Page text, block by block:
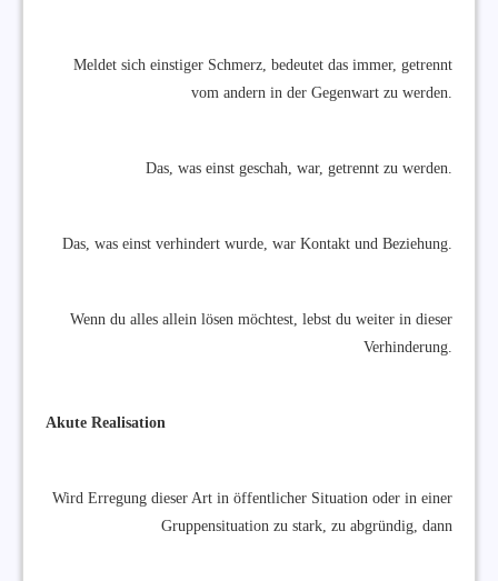
Meldet sich einstiger Schmerz, bedeutet das immer, getrennt
vom andern in der Gegenwart zu werden.
Das, was einst geschah, war, getrennt zu werden.
Das, was einst verhindert wurde, war Kontakt und Beziehung.
Wenn du alles allein lösen möchtest, lebst du weiter in dieser
Verhinderung.
Akute Realisation
Wird Erregung dieser Art in öffentlicher Situation oder in einer
Gruppensituation zu stark, zu abgründig, dann